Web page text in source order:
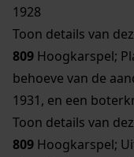
1928
Toon details van
809 Hoogkarspel;
behoeve van de
1931, en een
Toon details van
809 Hoogkarspel;